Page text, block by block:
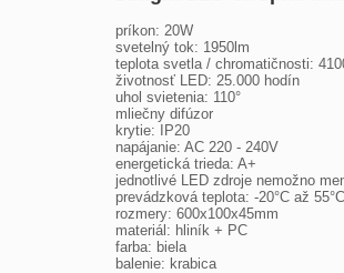
príkon: 20W
svetelný tok: 1950lm
teplota svetla / chromatičnosti:
životnosť LED: 25.000 hodín
uhol svietenia: 110°
mliečny difúzor
krytie: IP20
napájanie: AC 220 - 240V
energetická trieda: A+
jednotlivé LED zdroje nemožno
prevádzková teplota: -20°C až 55°C
rozmery: 600x100x45mm
materiál: hliník + PC
farba: biela
balenie: krabica